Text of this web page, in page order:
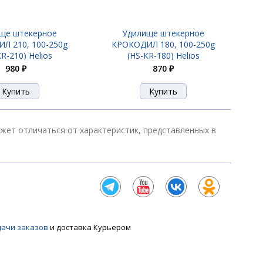
штекерное
210, 100-250g
210) Helios
980 ₽
Удилище штекерное
КРОКОДИЛ 180, 100-250g
(HS-КR-180) Helios
870 ₽
отличаться от характеристик, представленных в
заказов и доставка Курьером